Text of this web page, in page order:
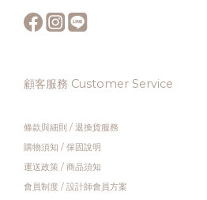
顧客服務 Customer Service
條款與細則 / 退換貨服務
購物須知 / 保固說明
運送政策 / 商品須知
會員制度 / 設計師會員方案